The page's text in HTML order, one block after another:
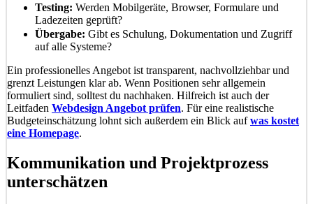
Testing: Werden Mobilgeräte, Browser, Formulare und
Ladezeiten geprüft?
Übergabe: Gibt es Schulung, Dokumentation und Zugriff
auf alle Systeme?
Ein professionelles Angebot ist transparent, nachvollziehbar und
grenzt Leistungen klar ab. Wenn Positionen sehr allgemein
formuliert sind, solltest du nachhaken. Hilfreich ist auch der
Leitfaden Webdesign Angebot prüfen. Für eine realistische
Budgeteinschätzung lohnt sich außerdem ein Blick aufwas kostet
eine Homepage.
Kommunikation und Projektprozess
unterschätzen